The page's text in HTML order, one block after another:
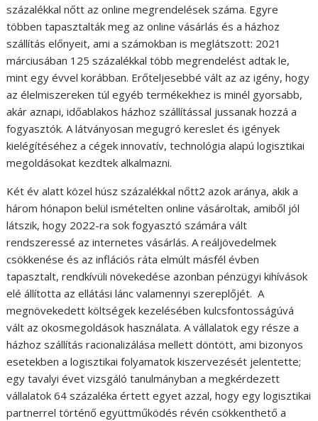
százalékkal nőtt az online megrendelések száma. Egyre
többen tapasztalták meg az online vásárlás és a házhoz
szállítás előnyeit, ami a számokban is meglátszott: 2021
márciusában 125 százalékkal több megrendelést adtak le,
mint egy évvel korábban. Erőteljesebbé vált az az igény, hogy
az élelmiszereken túl egyéb termékekhez is minél gyorsabb,
akár aznapi, időablakos házhoz szállítással jussanak hozzá a
fogyasztók. A látványosan megugró kereslet és igények
kielégítéséhez a cégek innovatív, technológia alapú logisztikai
megoldásokat kezdtek alkalmazni.
Két év alatt közel húsz százalékkal nőtt2 azok aránya, akik a
három hónapon belül ismételten online vásároltak, amiből jól
látszik, hogy 2022-ra sok fogyasztó számára vált
rendszeressé az internetes vásárlás. A reáljövedelmek
csökkenése és az inflációs ráta elmúlt másfél évben
tapasztalt, rendkívüli növekedése azonban pénzügyi kihívások
elé állította az ellátási lánc valamennyi szereplőjét. A
megnövekedett költségek kezelésében kulcsfontosságúvá
vált az okosmegoldások használata. A vállalatok egy része a
házhoz szállítás racionalizálása mellett döntött, ami bizonyos
esetekben a logisztikai folyamatok kiszervezését jelentette;
egy tavalyi évet vizsgáló tanulmányban a megkérdezett
vállalatok 64 százaléka értett egyet azzal, hogy egy logisztikai
partnerrel történő együttműködés révén csökkenthető a